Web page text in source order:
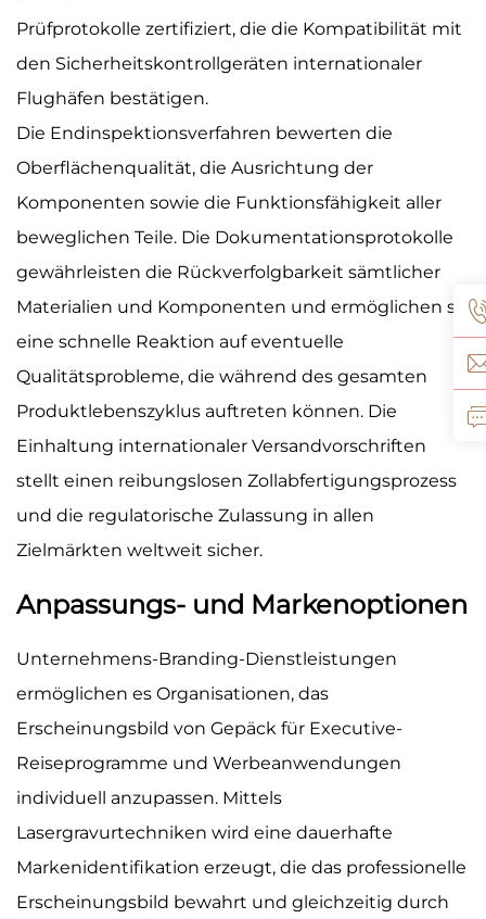
Prüfprotokolle zertifiziert, die die Kompatibilität mit
den Sicherheitskontrollgeräten internationaler
Flughäfen bestätigen.
Die Endinspektionsverfahren bewerten die
Oberflächenqualität, die Ausrichtung der
Komponenten sowie die Funktionsfähigkeit aller
beweglichen Teile. Die Dokumentationsprotokolle
gewährleisten die Rückverfolgbarkeit sämtlicher
Materialien und Komponenten und ermöglichen so
eine schnelle Reaktion auf eventuelle
Qualitätsprobleme, die während des gesamten
Produktlebenszyklus auftreten können. Die
Einhaltung internationaler Versandvorschriften
stellt einen reibungslosen Zollabfertigungsprozess
und die regulatorische Zulassung in allen
Zielmärkten weltweit sicher.
Anpassungs- und Markenoptionen
Unternehmens-Branding-Dienstleistungen
ermöglichen es Organisationen, das
Erscheinungsbild von Gepäck für Executive-
Reiseprogramme und Werbeanwendungen
individuell anzupassen. Mittels
Lasergravurtechniken wird eine dauerhafte
Markenidentifikation erzeugt, die das professionelle
Erscheinungsbild bewahrt und gleichzeitig durch